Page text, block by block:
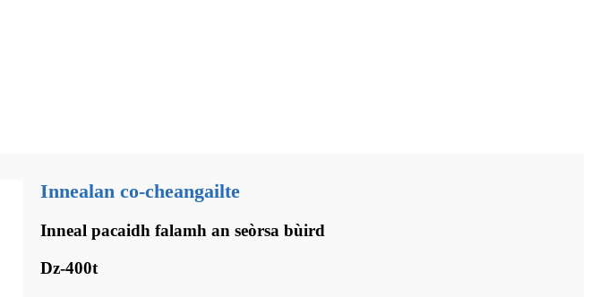
Innealan co-cheangailte
Inneal pacaidh falamh an seòrsa bùird
Dz-400t